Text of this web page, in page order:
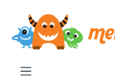
springen